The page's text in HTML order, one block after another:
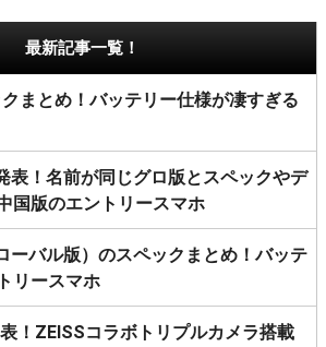
最新記事一覧！
まとめ！バッテリー仕様が凄すぎる
表！名前が同じグロ版とスペックやデ
国版のエントリースマホ
ーバル版）のスペックまとめ！バッテ
リースマホ
表！ZEISSコラボトリプルカメラ搭載